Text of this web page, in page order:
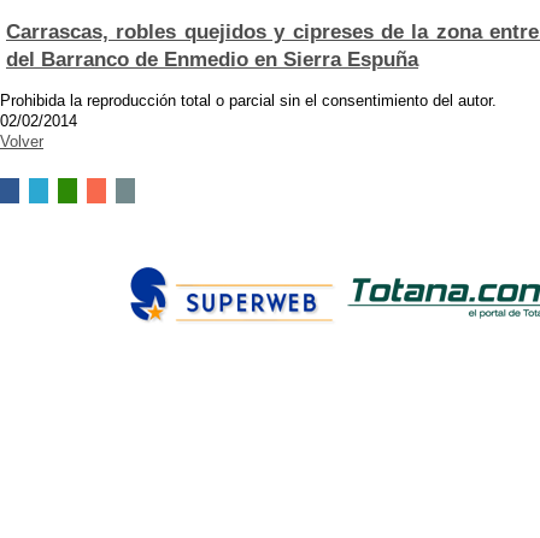
Carrascas, robles quejidos y cipreses de la zona
del Barranco de Enmedio en Sierra Espuña
Prohibida la reproducción total o parcial sin el consentimiento del autor.
02/02/2014
Volver